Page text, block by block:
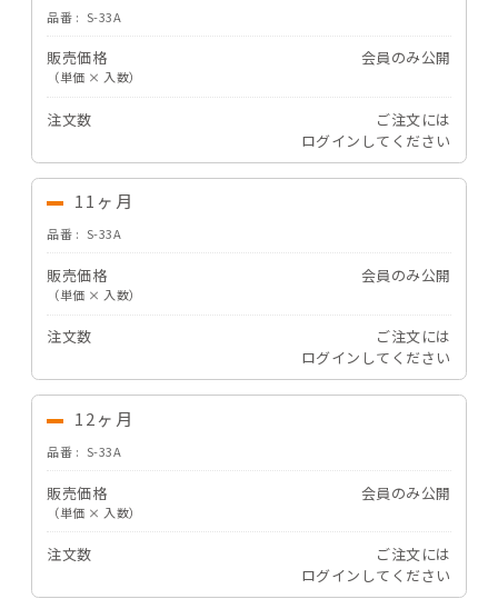
品番 S-33A
販売価格
（単価 × 入数）
会員のみ公開
注文数
ご注文には
ログイン してください
11ヶ月
品番 S-33A
販売価格
（単価 × 入数）
会員のみ公開
注文数
ご注文には
ログイン してください
12ヶ月
品番 S-33A
販売価格
（単価 × 入数）
会員のみ公開
注文数
ご注文には
ログイン してください